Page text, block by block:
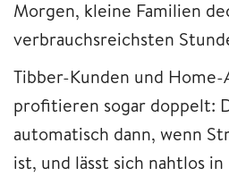
Morgen, kleine Familien
verbrauchsreichsten
Tibber-Kunden und
profitieren sogar doppelt:
automatisch dann, wenn
ist, und lässt sich nahtlos